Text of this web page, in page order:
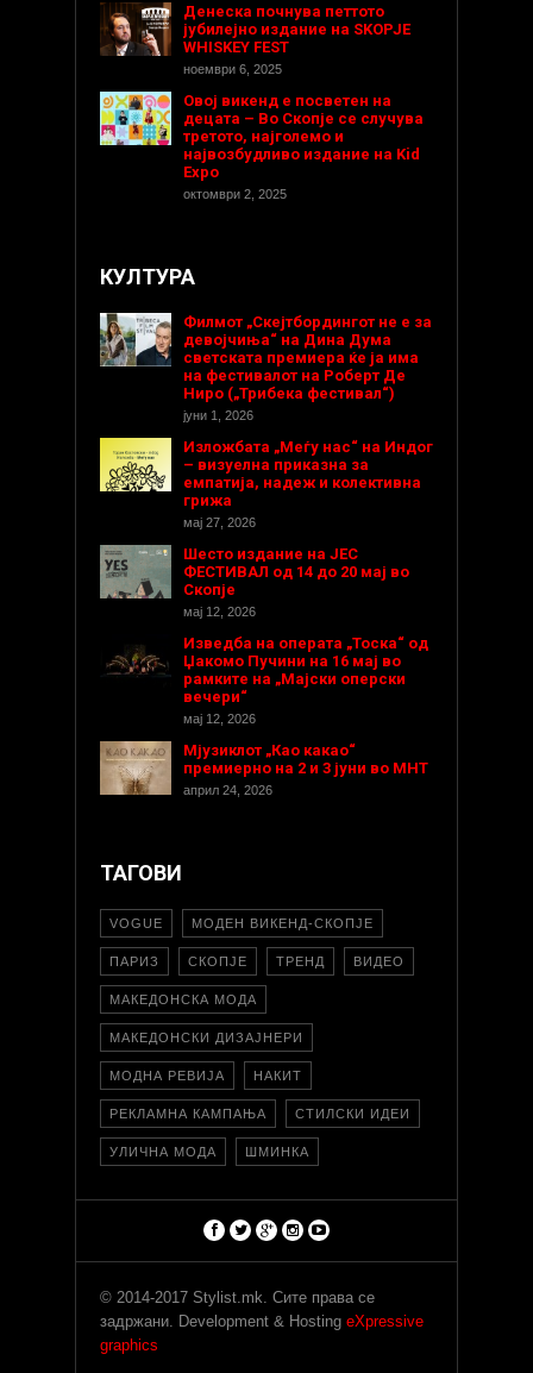
Денеска почнува петтото
јубилејно издание на SKOPJE
WHISKEY FEST
ноември 6, 2025
Овој викенд е посветен на
децата – Во Скопје се случува
третото, најголемо и
највозбудливо издание на Kid
Expo
октомври 2, 2025
КУЛТУРА
Филмот „Скејтбордингот не е за
девојчиња“ на Дина Дума
светската премиера ќе ја има
на фестивалот на Роберт Де
Ниро („Трибека фестивал“)
јуни 1, 2026
Изложбата „Меѓу нас“ на Индог
– визуелна приказна за
емпатија, надеж и колективна
грижа
мај 27, 2026
Шесто издание на ЈЕС
ФЕСТИВАЛ од 14 до 20 мај во
Скопје
мај 12, 2026
Изведба на операта „Тоска“ од
Џакомо Пучини на 16 мај во
рамките на „Мајски оперски
вечери“
мај 12, 2026
Мјузиклот „Као какао“
премиерно на 2 и 3 јуни во МНТ
април 24, 2026
ТАГОВИ
VOGUE МОДЕН ВИКЕНД-СКОПЈЕ
ПАРИЗ СКОПЈЕ ТРЕНД ВИДЕО
МАКЕДОНСКА МОДА
МАКЕДОНСКИ ДИЗАЈНЕРИ
МОДНА РЕВИЈА НАКИТ
РЕКЛАМНА КАМПАЊА СТИЛСКИ ИДЕИ
УЛИЧНА МОДА ШМИНКА
© 2014-2017 Stylist.mk. Сите права се
задржани. Development & Hosting eXpressive
graphics